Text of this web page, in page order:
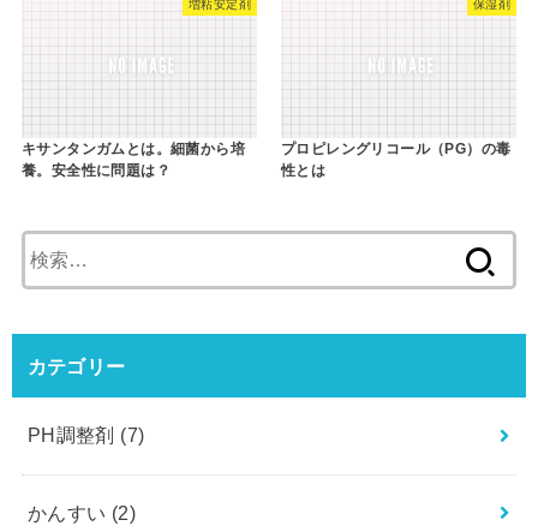
増粘安定剤
キサンタンガムとは。細菌から培
養。安全性に問題は？
保湿剤
プロピレングリコール（PG）の毒
性とは
索
カテゴリー
PH調整剤 (7)
かんすい (2)